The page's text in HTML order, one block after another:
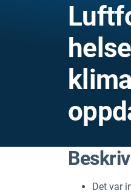
Det var